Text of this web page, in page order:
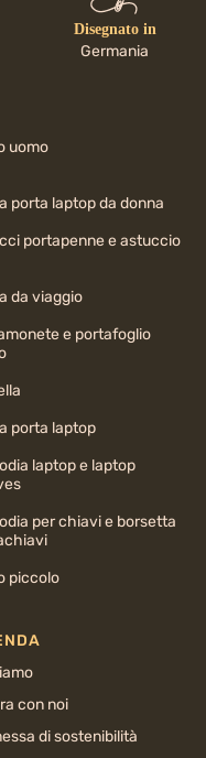
Disegnato in
Germania
uomo
porta laptop da donna
portapenne e astuccio
da viaggio
e portafoglio
porta laptop
laptop e laptop
per chiavi e borsetta
piccolo
con noi
di sostenibilità